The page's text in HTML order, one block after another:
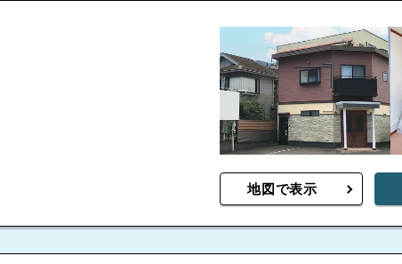
地図で表示